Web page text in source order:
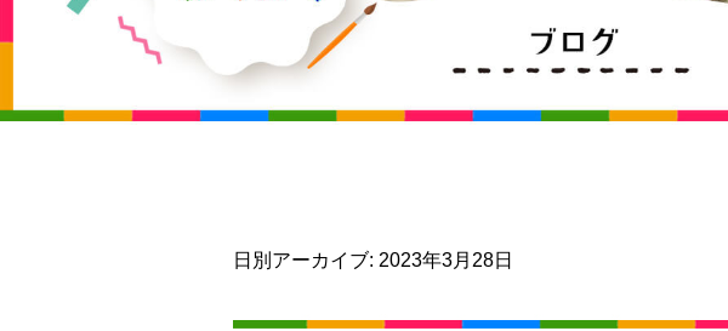
日別アーカイブ: 2023年3月28日